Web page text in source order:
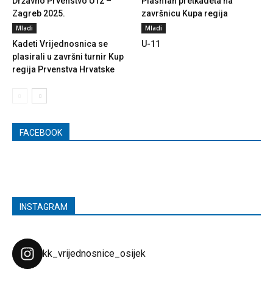
Zagreb 2025.
završnicu Kupa regija
Mladi
Kadeti Vrijednosnica se
plasirali u završni turnir Kup
regija Prvenstva Hrvatske
Mladi
U-11
FACEBOOK
INSTAGRAM
kk_vrijednosnice_osijek